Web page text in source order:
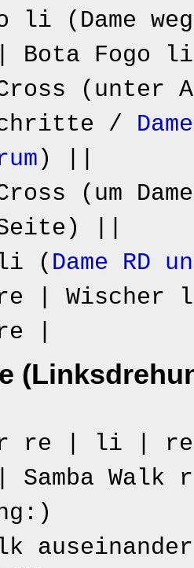
li (Dame
| Bota Fogo
(unter
/
) ||
(um
||
li ( Dame RD
re |
|
re | li | re
Walk